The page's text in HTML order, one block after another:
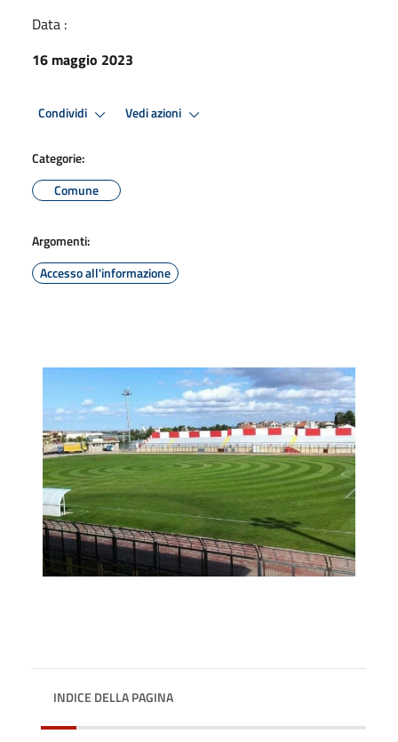
Data :
16 maggio 2023
Condividi Vedi azioni
Categorie:
Comune
Argomenti:
Accesso all'informazione
INDICE DELLA PAGINA